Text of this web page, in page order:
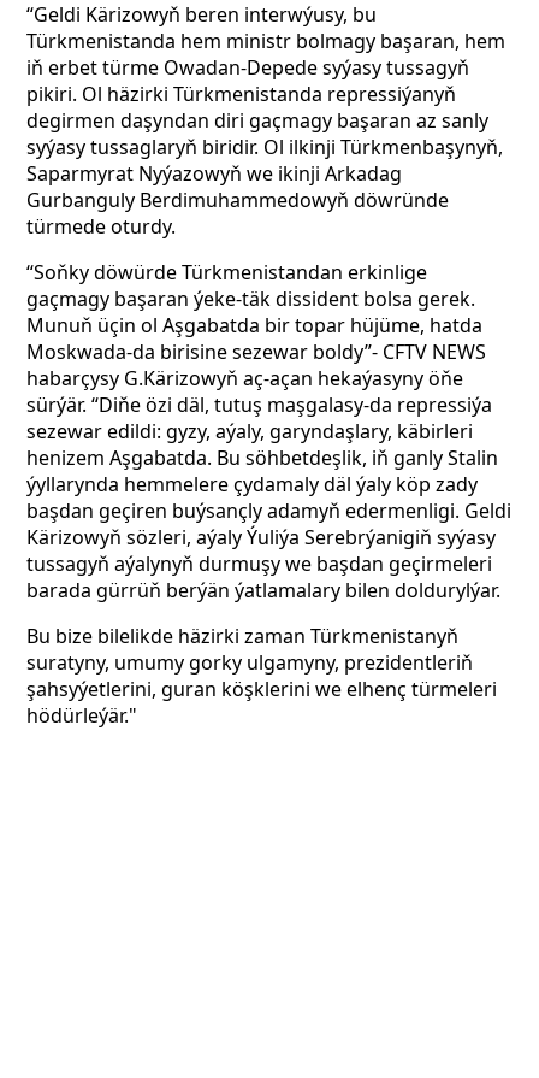
“Geldi Kärizowyň beren interwýusy, bu
Türkmenistanda hem ministr bolmagy başaran, hem
iň erbet türme Owadan-Depede syýasy tussagyň
pikiri. Ol häzirki Türkmenistanda repressiýanyň
degirmen daşyndan diri gaçmagy başaran az sanly
syýasy tussaglaryň biridir. Ol ilkinji Türkmenbaşynyň,
Saparmyrat Nyýazowyň we ikinji Arkadag
Gurbanguly Berdimuhammedowyň döwründe
türmede oturdy.
“Soňky döwürde Türkmenistandan erkinlige
gaçmagy başaran ýeke-täk dissident bolsa gerek.
Munuň üçin ol Aşgabatda bir topar hüjüme, hatda
Moskwada-da birisine sezewar boldy”- CFTV NEWS
habarçysy G.Kärizowyň aç-açan hekaýasyny öňe
sürýär. “Diňe özi däl, tutuş maşgalasy-da repressiýa
sezewar edildi: gyzy, aýaly, garyndaşlary, käbirleri
henizem Aşgabatda. Bu söhbetdeşlik, iň ganly Stalin
ýyllarynda hemmelere çydamaly däl ýaly köp zady
başdan geçiren buýsançly adamyň edermenligi. Geldi
Kärizowyň sözleri, aýaly Ýuliýa Serebrýanigiň syýasy
tussagyň aýalynyň durmuşy we başdan geçirmeleri
barada gürrüň berýän ýatlamalary bilen doldurylýar.
Bu bize bilelikde häzirki zaman Türkmenistanyň
suratyny, umumy gorky ulgamyny, prezidentleriň
şahsyýetlerini, guran köşklerini we elhenç türmeleri
hödürleýär."